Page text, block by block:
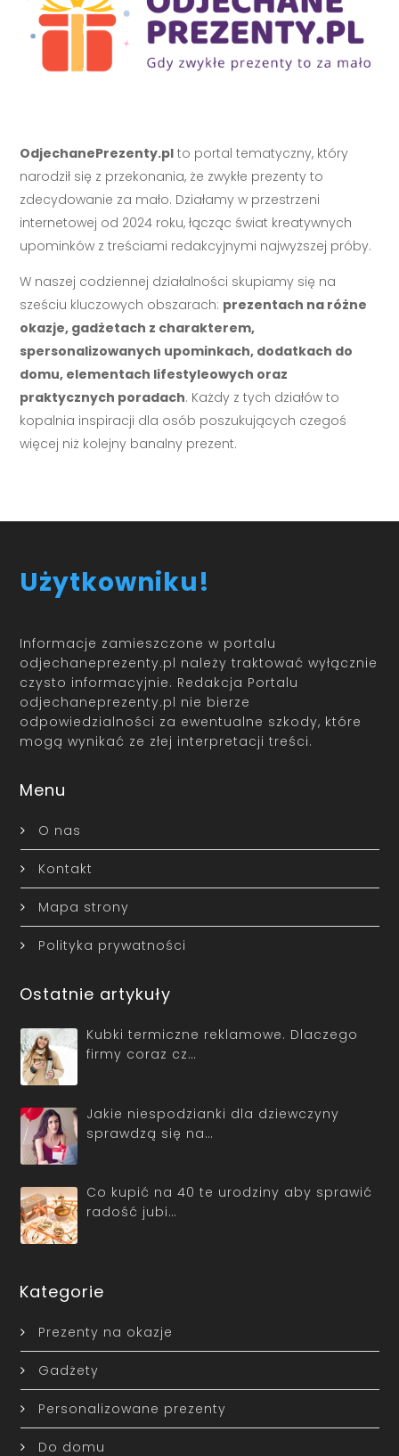
OdjechanePrezenty.pl to portal tematyczny, który
narodził się z przekonania, że zwykłe prezenty to
zdecydowanie za mało. Działamy w przestrzeni
internetowej od 2024 roku, łącząc świat kreatywnych
upominków z treściami redakcyjnymi najwyższej próby.
W naszej codziennej działalności skupiamy się na
sześciu kluczowych obszarach: prezentach na różne
okazje, gadżetach z charakterem,
spersonalizowanych upominkach, dodatkach do
domu, elementach lifestyleowych oraz
praktycznych poradach. Każdy z tych działów to
kopalnia inspiracji dla osób poszukujących czegoś
więcej niż kolejny banalny prezent.
Użytkowniku!
Informacje zamieszczone w portalu
odjechaneprezenty.pl należy traktować wyłącznie
czysto informacyjnie. Redakcja Portalu
odjechaneprezenty.pl nie bierze
odpowiedzialności za ewentualne szkody, które
mogą wynikać ze złej interpretacji treści.
Menu
O nas
Kontakt
Mapa strony
Polityka prywatności
Ostatnie artykuły
Kubki termiczne reklamowe. Dlaczego
firmy coraz cz…
Jakie niespodzianki dla dziewczyny
sprawdzą się na…
Co kupić na 40 te urodziny aby sprawić
radość jubi…
Kategorie
Prezenty na okazje
Gadżety
Personalizowane prezenty
Do domu